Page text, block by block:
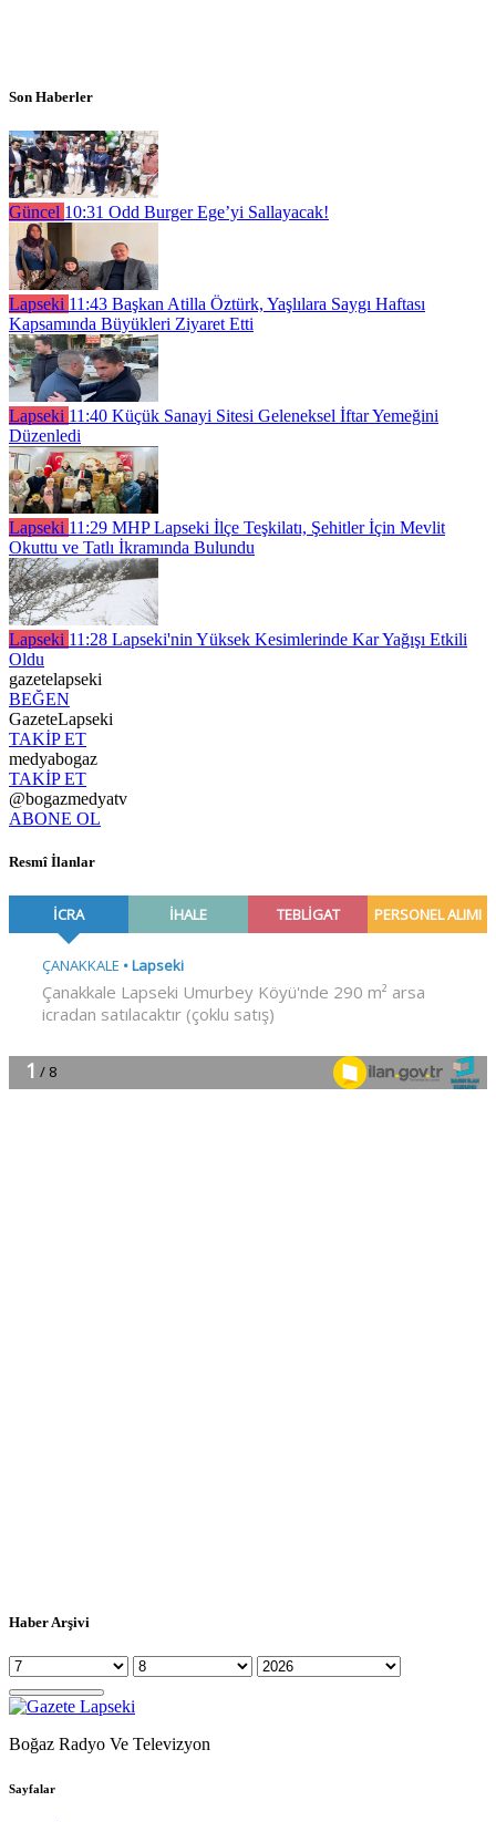
Son Haberler
Güncel 10:31 Odd Burger Ege’yi Sallayacak!
Lapseki 11:43 Başkan Atilla Öztürk, Yaşlılara Saygı Haftası
Kapsamında Büyükleri Ziyaret Etti
Lapseki 11:40 Küçük Sanayi Sitesi Geleneksel İftar Yemeğini
Düzenledi
Lapseki 11:29 MHP Lapseki İlçe Teşkilatı, Şehitler İçin Mevlit
Okuttu ve Tatlı İkramında Bulundu
Lapseki 11:28 Lapseki'nin Yüksek Kesimlerinde Kar Yağışı Etkili
Oldu
gazetelapseki
BEĞEN
GazeteLapseki
TAKİP ET
medyabogaz
TAKİP ET
@bogazmedyatv
ABONE OL
Resmî İlanlar
Haber Arşivi
Boğaz Radyo Ve Televizyon
Sayfalar